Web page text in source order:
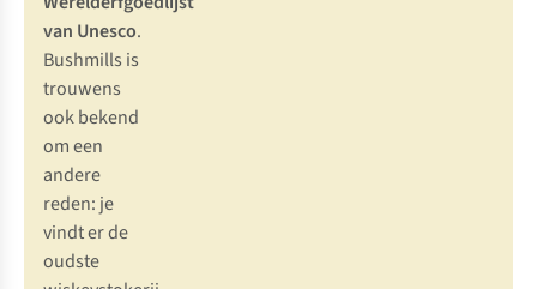
van Unesco.
Bushmills is
trouwens
ook bekend
om een
andere
reden: je
vindt er de
oudste